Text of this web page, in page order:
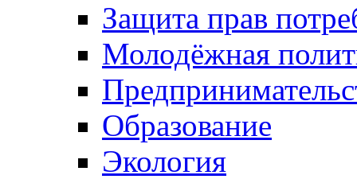
Защита прав
Молодёжная
Образование
Экология